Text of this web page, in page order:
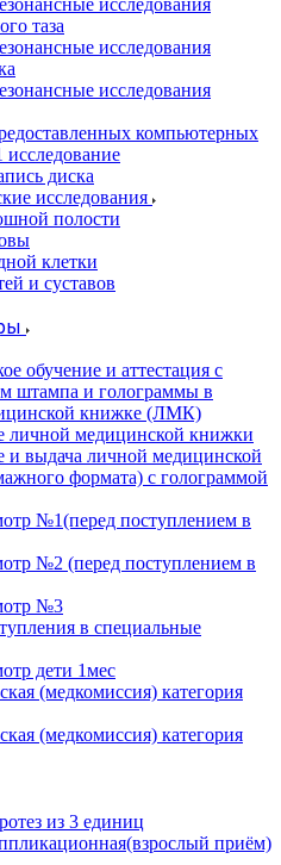
исследования
таза
исследования
исследования
компьютерных
диска
исследования
полости
клетки
и суставов
обучение и аттестация с
штампа и голограммы в
книжке (ЛМК)
личной медицинской книжки
выдача личной медицинской
формата) с голограммой
№1(перед поступлением в
№2 (перед поступлением в
№3
в специальные
дети 1мес
(медкомиссия) категория
(медкомиссия) категория
из 3 единиц
приём)